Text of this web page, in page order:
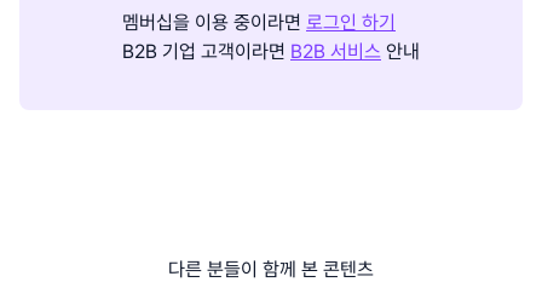
멤버십을 이용 중이라면 로그인 하기
B2B 기업 고객이라면 B2B 서비스 안내
다른 분들이 함께 본 콘텐츠